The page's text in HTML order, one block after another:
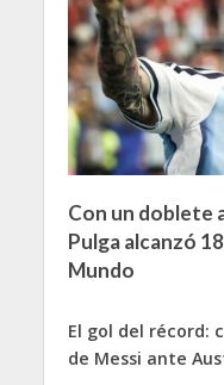
Con un doblete
Pulga alcanzó
Mundo
El gol del récord:
de Messi ante